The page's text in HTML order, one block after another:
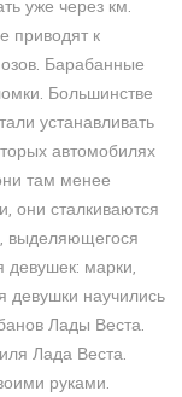
уже через км.
приводят к
Барабанные
Большинстве
устанавливать
автомобилях
там менее
они сталкиваются
выделяющегося
марки,
девушки научились
Лады Веста.
Лада Веста.
руками.